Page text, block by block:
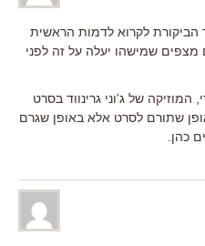
הביקורת לקרוא לדמות הראשית
מצפים שמישהו יעלה על זה לפני
המוזיקה של ג'וני גרינווד בסרט
שתורם לסרט אלא באופן שגרם
כהן.